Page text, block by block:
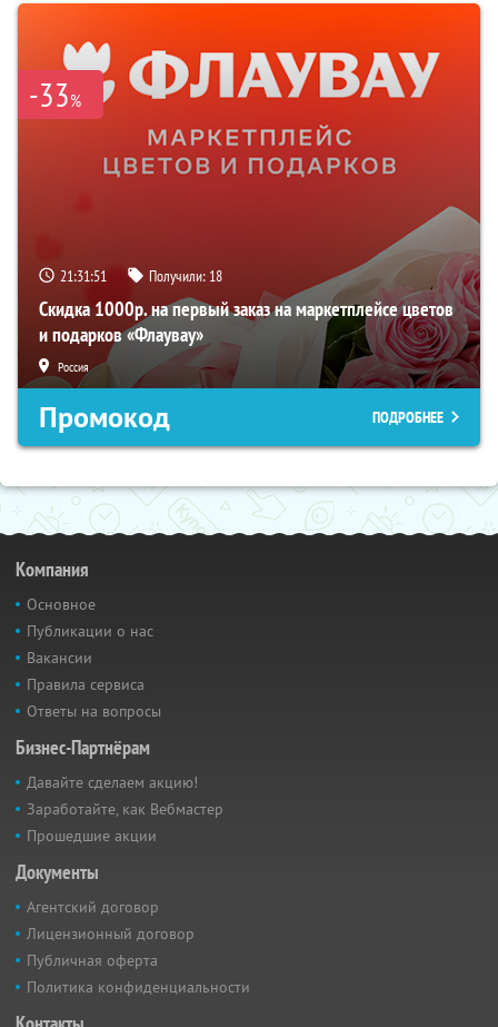
-33%
21:31:50 Получили: 18
Скидка 1000р. на первый заказ на маркетплейсе цветов
и подарков «Флаувау»
Россия
Промокод ПОДРОБНЕЕ
Компания
Основное
Публикации о нас
Вакансии
Правила сервиса
Ответы на вопросы
Бизнес-Партнёрам
Давайте сделаем акцию!
Заработайте, как Вебмастер
Прошедшие акции
Документы
Агентский договор
Лицензионный договор
Публичная оферта
Политика конфиденциальности